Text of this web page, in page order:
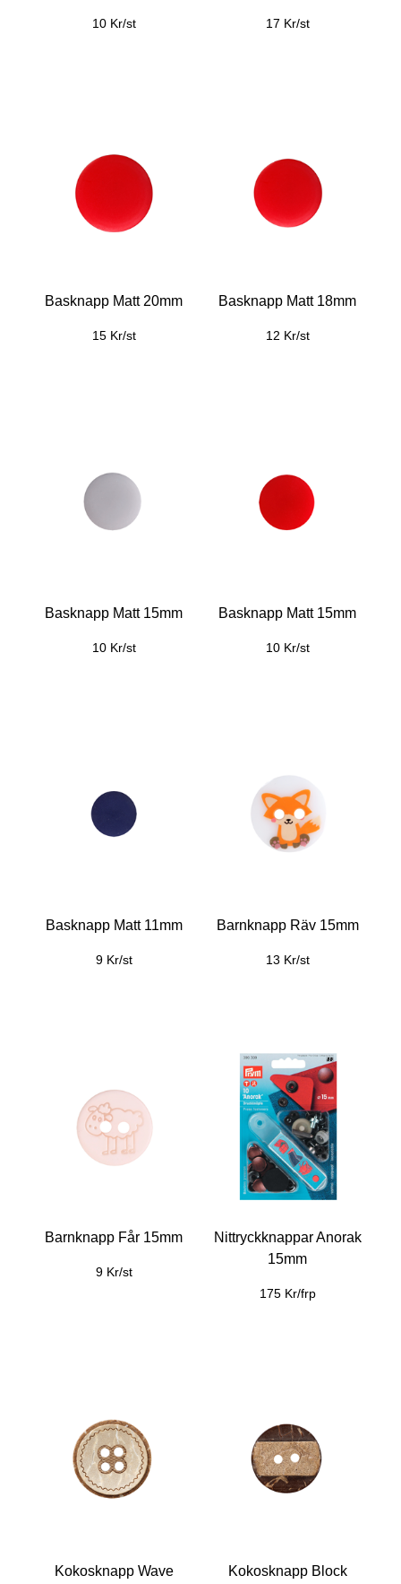
10 Kr/st 17 Kr/st
Basknapp Matt 20mm
15 Kr/st
Basknapp Matt 18mm
12 Kr/st
Basknapp Matt 15mm
10 Kr/st
Basknapp Matt 15mm
10 Kr/st
Basknapp Matt 11mm
9 Kr/st
Barnknapp Räv 15mm
13 Kr/st
Barnknapp Får 15mm
9 Kr/st
Nittryckknappar Anorak
15mm
175 Kr/frp
Kokosknapp Wave
Kokosknapp Block